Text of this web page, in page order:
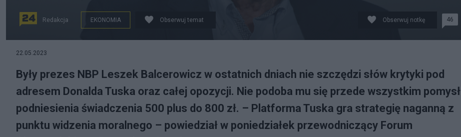
Redakcja EKONOMIA Obserwuj temat Obserwuj notkę 46
22.05.2023
Były prezes NBP Leszek Balcerowicz w ostatnich dniach nie szczędzi słów krytyki pod
adresem Donalda Tuska oraz całej opozycji. Nie podoba mu się przede wszystkim pomysł
podniesienia świadczenia 500 plus do 800 zł. – Platforma Tuska gra strategię naganną z
punktu widzenia moralnego – powiedział w poniedziałek przewodniczący Forum